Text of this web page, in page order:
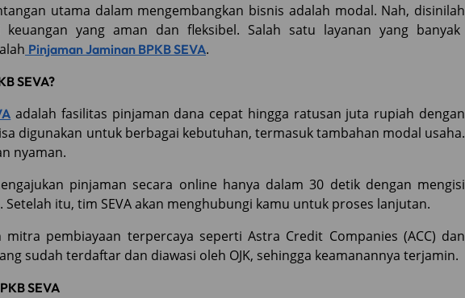
utama dalam mengembangkan bisnis adalah modal. Nah, disinilah
yang aman dan fleksibel. Salah satu layanan yang banyak
Pinjaman Jaminan BPKB SEVA.
SEVA?
adalah fasilitas pinjaman dana cepat hingga ratusan juta rupiah dengan
digunakan untuk berbagai kebutuhan, termasuk tambahan modal usaha.
nyaman.
pinjaman secara online hanya dalam 30 detik dengan mengisi
. Setelah itu, tim SEVA akan menghubungi kamu untuk proses lanjutan.
mitra pembiayaan terpercaya seperti Astra Credit Companies (ACC) dan
sudah terdaftar dan diawasi oleh OJK, sehingga keamanannya terjamin.
SEVA